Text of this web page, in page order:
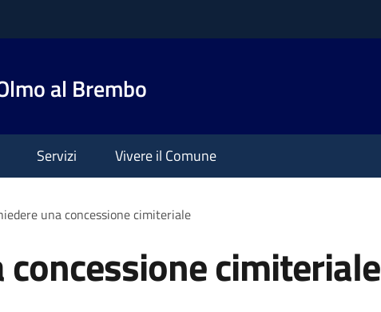
al Brembo
Servizi Vivere il Comune
una concessione cimiteriale
concessione cimiteriale